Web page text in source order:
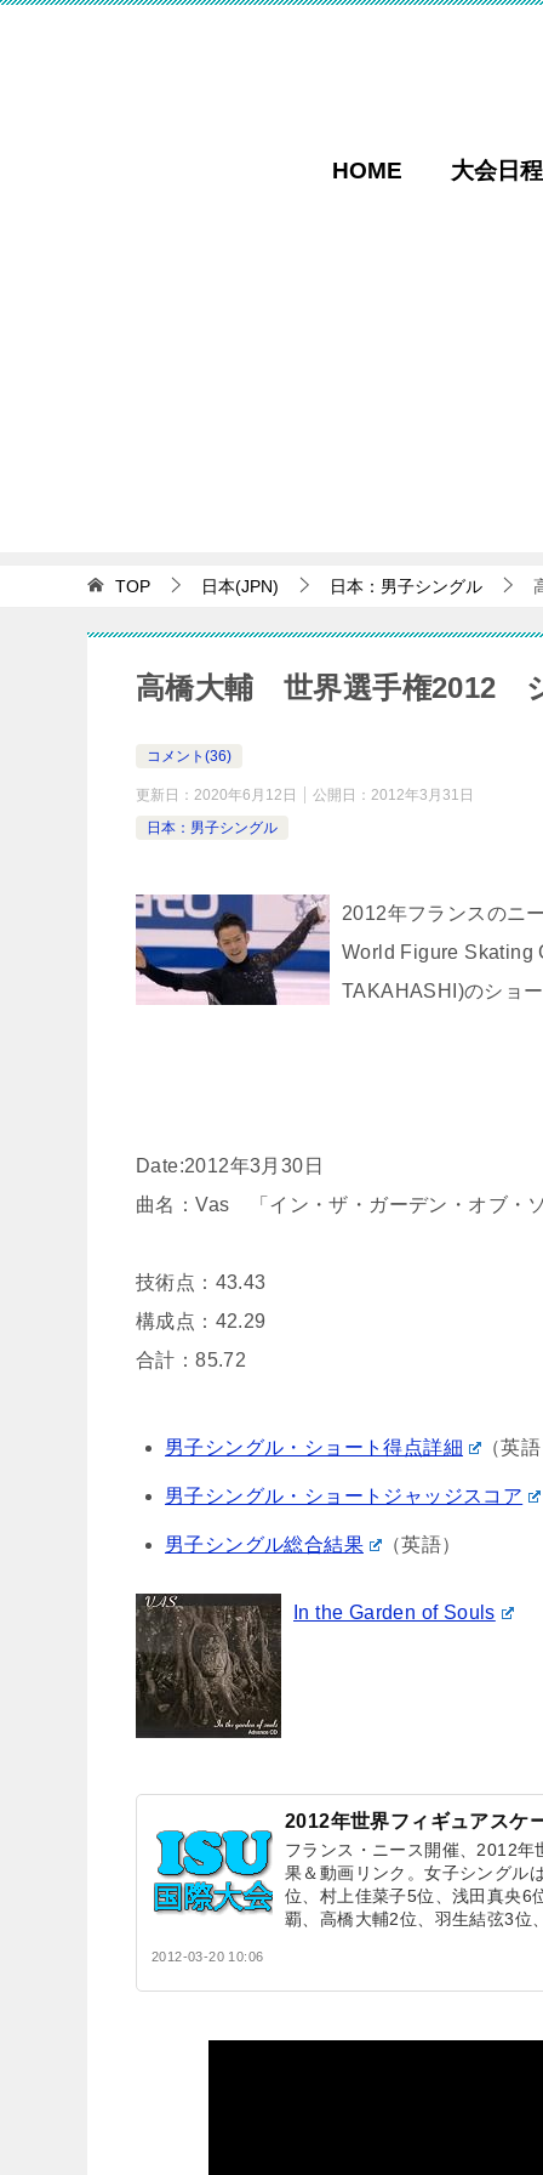
HOME 大会日
TOP 日本(JPN) 日本：男子シングル
高橋大輔 世界選手権2012
コメント(36)
更新日： 2020年6月12日 公開日： 2012年3月31日
日本：男子シングル
2012年フランスのニ
World Figure Skating
TAKAHASHI)のショ
Date:2012年3月30日
曲名：Vas 「イン・ザ・ガーデン・オブ
技術点：43.43
構成点：42.29
合計：85.72
男子シングル・ショート得点詳細 （英
男子シングル・ショートジャッジスコア
男子シングル総合結果 （英語）
In the Garden of Souls
2012年世界フィギュアスケ
フランス・ニース開催、2012
果＆動画リンク。女子シングル
位、村上佳菜子5位、浅田真央6
覇、高橋大輔2位、羽生結弦3位
2012-03-20 10:06